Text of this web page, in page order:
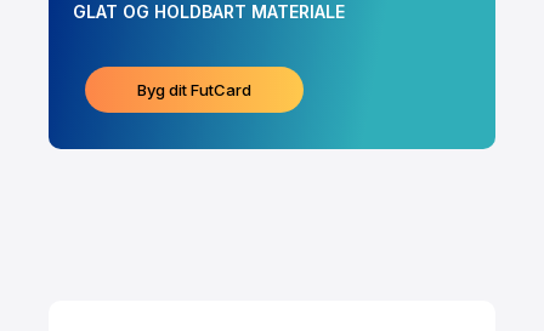
GLAT OG HOLDBART MATERIALE
Byg dit FutCard